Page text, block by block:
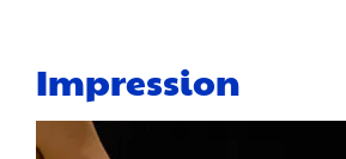
Impression